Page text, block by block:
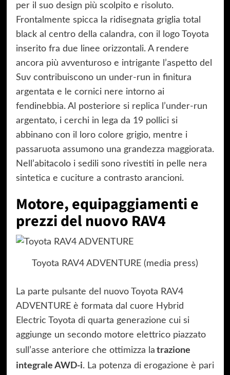
per il suo design più scolpito e risoluto.
Frontalmente spicca la ridisegnata griglia total
black al centro della calandra, con il logo Toyota
inserito fra due linee orizzontali. A rendere
ancora più avventuroso e intrigante l’aspetto del
Suv contribuiscono un under-run in finitura
argentata e le cornici nere intorno ai
fendinebbia. Al posteriore si replica l’under-run
argentato, i cerchi in lega da 19 pollici si
abbinano con il loro colore grigio, mentre i
passaruota assumono una grandezza maggiorata.
Nell’abitacolo i sedili sono rivestiti in pelle nera
sintetica e cuciture a contrasto arancioni.
Motore, equipaggiamenti e
prezzi del nuovo RAV4
Toyota RAV4 ADVENTURE (media press)
La parte pulsante del nuovo Toyota RAV4
ADVENTURE è formata dal cuore Hybrid
Electric Toyota di quarta generazione cui si
aggiunge un secondo motore elettrico piazzato
sull’asse anteriore che ottimizza la trazione
integrale AWD-i. La potenza di erogazione è pari